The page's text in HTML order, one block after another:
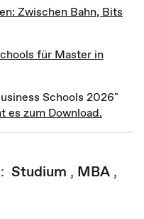
Zwischen Bahn, Bits
für Master in
Schools 2026"
es zum Download.
Studium , MBA ,